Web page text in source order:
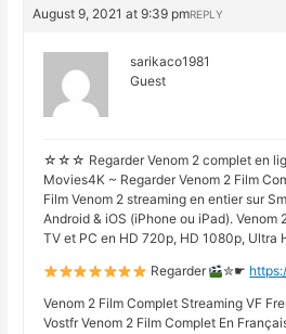
August 9, 2021 at 9:39 pmREPLY
sarikaco1981
Guest
☆☆☆ Regarder Venom 2 complet en
Movies4K ~ Regarder Venom 2 Film
Film Venom 2 streaming en entier sur
Android & iOS (iPhone ou iPad). Venom
TV et PC en HD 720p, HD 1080p, Ultra
Regarder
✮☛
Venom 2 Film Complet Streaming VF
Vostfr Venom 2 Film Complet En